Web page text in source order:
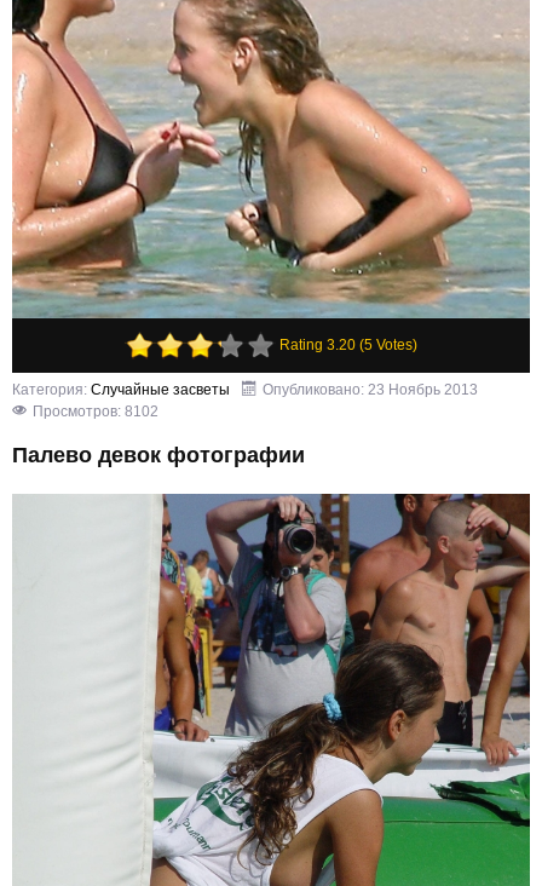
Rating 3.20 (5 Votes)
Категория: Случайные засветы
Опубликовано: 23 Ноябрь 2013
Просмотров: 8102
Палево девок фотографии